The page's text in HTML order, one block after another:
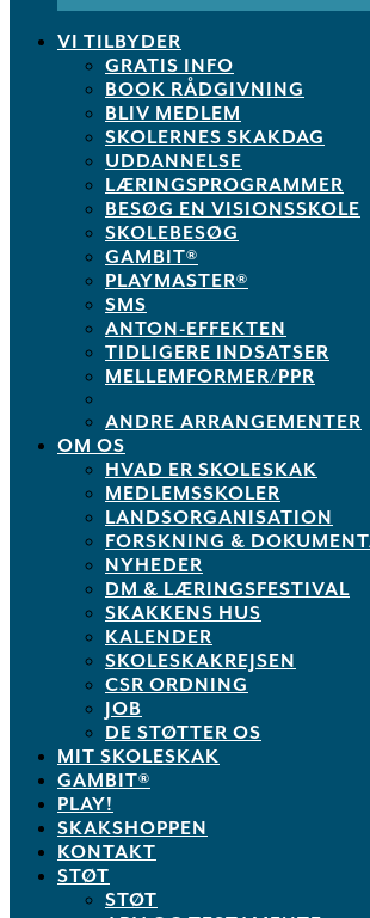
VI TILBYDER
GRATIS INFO
BOOK RÅDGIVNING
BLIV MEDLEM
SKOLERNES SKAKDAG
UDDANNELSE
LÆRINGSPROGRAMMER
BESØG EN VISIONSSKOLE
SKOLEBESØG
GAMBIT®
PLAYMASTER®
SMS
ANTON-EFFEKTEN
TIDLIGERE INDSATSER
MELLEMFORMER/PPR
ANDRE ARRANGEMENTER
OM OS
HVAD ER SKOLESKAK
MEDLEMSSKOLER
LANDSORGANISATION
FORSKNING &
NYHEDER
DM & LÆRINGSFESTIVAL
SKAKKENS HUS
KALENDER
SKOLESKAKREJSEN
CSR ORDNING
JOB
DE STØTTER OS
MIT SKOLESKAK
GAMBIT®
PLAY!
SKAKSHOPPEN
KONTAKT
STØT
STØT